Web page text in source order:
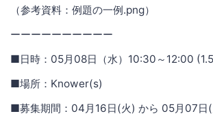
（参考資料：例題の一例.png）
ーーーーーーーーーー
■日時：05月08日（水）10:30～12:00
■場所：Knower(s)
■募集期間：04月16日(火) から 05月07日